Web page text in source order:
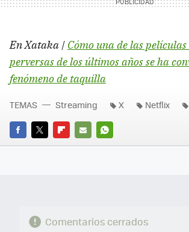
En Xataka | Cómo una de las
perversas de los últimos años se ha
fenómeno de taquilla
FACEBOOK
TWITTERFLIPBOARD
E-
WHATSAPP
TEMAS Streaming X Netflix
Comentarios cerrados